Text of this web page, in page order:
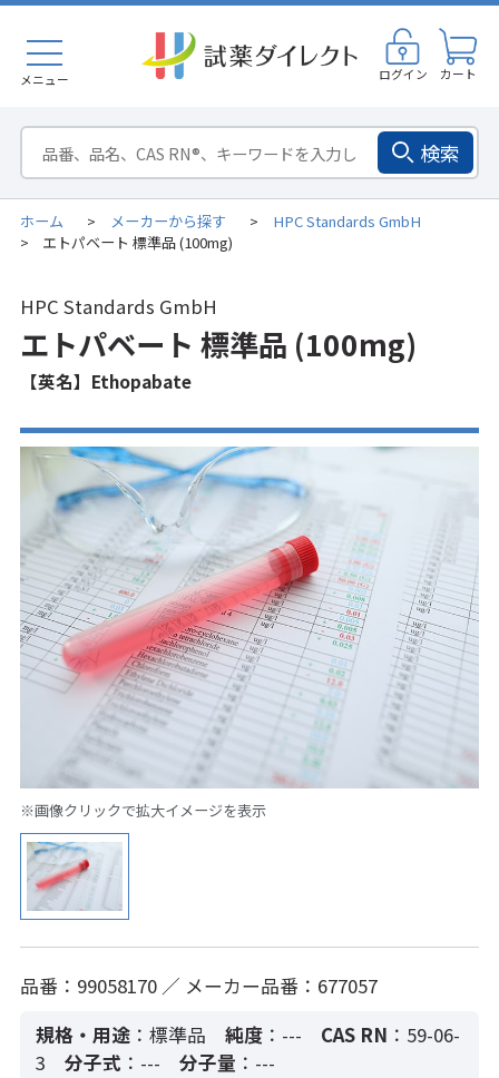
メニュー ログイン カート
検索
ホーム > メーカーから探す > HPC Standards GmbH
> エトパベート 標準品 (100mg)
HPC Standards GmbH
エトパベート 標準品 (100mg)
【英名】Ethopabate
※画像クリックで拡大イメージを表示
品番：99058170 ／ メーカー品番：677057
規格・用途 ：標準品 純度：--- CAS RN ：59-06-
3
分子式 ：--- 分子量 ：---